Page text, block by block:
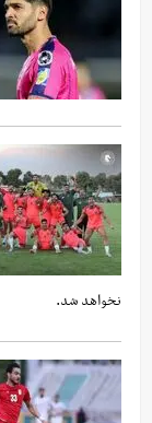
نخواهد شد.